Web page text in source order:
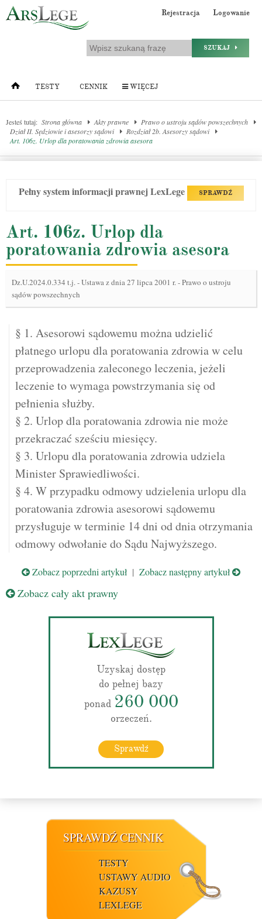
Rejestracja Logowanie
SZUKAJ
TESTY CENNIK WIĘCEJ
Jesteś tutaj: Strona główna Akty prawne
Prawo o ustroju sądów powszechnych
Dział II. Sędziowie i asesorzy sądowi
Rozdział 2b. Asesorzy sądowi
Art. 106z. Urlop dla poratowania zdrowia asesora
Pełny system informacji prawnej LexLege SPRAWDŹ
Art. 106z. Urlop dla
poratowania zdrowia asesora
Dz.U.2024.0.334 t.j.-Ustawa z dnia 27 lipca 2001 r. - Prawo o ustroju
sądów powszechnych
§ 1. Asesorowi sądowemu można udzielić
płatnego urlopu dla poratowania zdrowia w celu
przeprowadzenia zaleconego leczenia, jeżeli
leczenie to wymaga powstrzymania się od
pełnienia służby.
§ 2. Urlop dla poratowania zdrowia nie może
przekraczać sześciu miesięcy.
§ 3. Urlopu dla poratowania zdrowia udziela
Minister Sprawiedliwości.
§ 4. W przypadku odmowy udzielenia urlopu dla
poratowania zdrowia asesorowi sądowemu
przysługuje w terminie 14 dni od dnia otrzymania
odmowy odwołanie do Sądu Najwyższego.
Zobacz poprzedni artykuł | Zobacz następny artykuł
Zobacz cały akt prawny
Uzyskaj dostęp
do pełnej bazy
ponad 260 000
orzeczeń.
Sprawdź
SPRAWDŹ CENNIK
TESTY
USTAWY AUDIO
KAZUSY
LEXLEGE